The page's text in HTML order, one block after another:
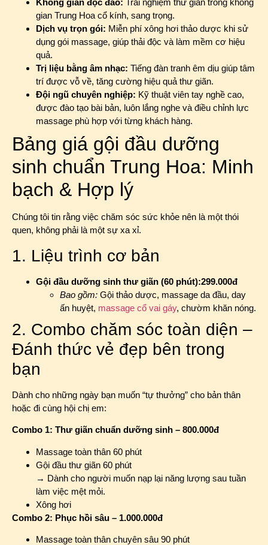
Không gian độc đáo: Trải nghiệm thư giãn trong không
gian Trung Hoa cổ kính, sang trọng.
Dịch vụ trọn gói: Miễn phí xông hơi thảo dược khi sử
dụng gói massage, giúp thải độc và làm mềm cơ hiệu
quả.
Trị liệu bằng âm nhạc: Tiếng đàn tranh êm dịu giúp tâm
trí được vỗ về, tăng cường hiệu quả thư giãn.
Đội ngũ chuyên nghiệp: Kỹ thuật viên tay nghề cao,
được đào tạo bài bản, luôn lắng nghe và điều chỉnh lực
massage phù hợp với từng khách hàng.
Bảng giá gội đầu dưỡng
sinh chuẩn Trung Hoa: Minh
bạch & Hợp lý
Chúng tôi tin rằng việc chăm sóc sức khỏe nên là một thói
quen, không phải là một sự xa xỉ.
1. Liệu trình cơ bản
Gội đầu dưỡng sinh thư giãn (60 phút):299.000đ
Bao gồm: Gội thảo dược, massage da đầu, day
ấn huyệt, massage cổ vai gáy, chườm khăn nóng.
2. Combo chăm sóc toàn diện –
Đánh thức vẻ đẹp bên trong
bạn
Dành cho những ngày bạn muốn “tự thưởng” cho bản thân
hoặc đi cùng hội chị em:
Combo 1: Thư giãn chuẩn dưỡng sinh – 800.000đ
Massage toàn thân 60 phút
Gội đầu thư giãn 60 phút
→ Dành cho người muốn nạp lại năng lượng sau tuần
làm việc mệt mỏi.
Xông hơi
Combo 2: Phục hồi sâu – 1.000.000đ
Massage toàn thân chuyên sâu 90 phút